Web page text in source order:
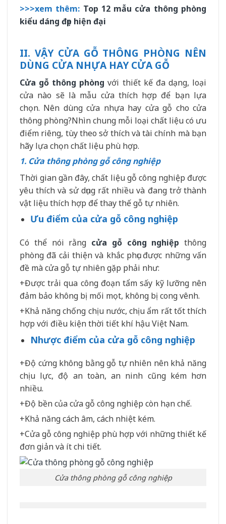
>>>xem thêm: Top 12 mẫu cửa thông phòng
kiểu dáng đẹp hiện đại
II. VẬY CỬA GỖ THÔNG PHÒNG NÊN
DÙNG CỬA NHỰA HAY CỬA GỖ
Cửa gỗ thông phòng với thiết kế đa dạng, loại
cửa nào sẽ là mẫu cửa thích hợp để bạn lựa
chọn. Nên dùng cửa nhựa hay cửa gỗ cho cửa
thông phòng?Nhìn chung mỗi loại chất liệu có ưu
điểm riêng, tùy theo sở thích và tài chính mà bạn
hãy lựa chọn chất liệu phù hợp.
1. Cửa thông phòng gỗ công nghiệp
Thời gian gần đây, chất liệu gỗ công nghiệp được
yêu thích và sử dụng rất nhiều và đang trở thành
vật liệu thích hợp để thay thế gỗ tự nhiên.
Ưu điểm của cửa gỗ công nghiệp
Có thể nói rằng cửa gỗ công nghiệp thông
phòng đã cải thiện và khắc phục được những vấn
đề mà cửa gỗ tự nhiên gặp phải như:
+Được trải qua công đoạn tẩm sấy kỹ lưỡng nên
đảm bảo không bị mối mọt, không bị cong vênh.
+Khả năng chống chịu nước, chịu ẩm rất tốt thích
hợp với điều kiện thời tiết khí hậu Việt Nam.
Nhược điểm của cửa gỗ công nghiệp
+Độ cứng không bằng gỗ tự nhiên nên khả năng
chịu lực, độ an toàn, an ninh cũng kém hơn
nhiều.
+Độ bền của cửa gỗ công nghiệp còn hạn chế.
+Khả năng cách âm, cách nhiệt kém.
+Cửa gỗ công nghiệp phù hợp với những thiết kế
đơn giản và ít chi tiết.
Cửa thông phòng gỗ công nghiệp